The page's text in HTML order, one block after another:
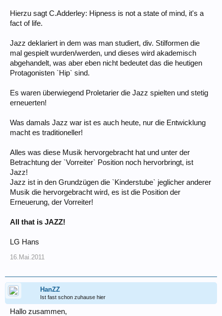
Hierzu sagt C.Adderley: Hipness is not a state of mind, it's a
fact of life.
Jazz deklariert in dem was man studiert, div. Stilformen die
mal gespielt wurden/werden, und dieses wird akademisch
abgehandelt, was aber eben nicht bedeutet das die heutigen
Protagonisten `Hip` sind.
Es waren überwiegend Proletarier die Jazz spielten und stetig
erneuerten!
Was damals Jazz war ist es auch heute, nur die Entwicklung
macht es traditioneller!
Alles was diese Musik hervorgebracht hat und unter der
Betrachtung der `Vorreiter` Position noch hervorbringt, ist
Jazz!
Jazz ist in den Grundzügen die `Kinderstube` jeglicher anderer
Musik die hervorgebracht wird, es ist die Position der
Erneuerung, der Vorreiter!
All that is JAZZ!
LG Hans
16.Mai.2011
HanZZ
Ist fast schon zuhause hier
Hallo zusammen,